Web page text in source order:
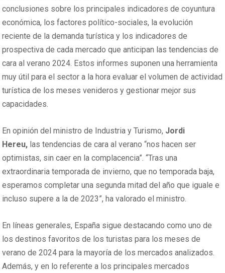
conclusiones sobre los principales indicadores de coyuntura
económica, los factores político-sociales, la evolución
reciente de la demanda turística y los indicadores de
prospectiva de cada mercado que anticipan las tendencias de
cara al verano 2024. Estos informes suponen una herramienta
muy útil para el sector a la hora evaluar el volumen de actividad
turística de los meses venideros y gestionar mejor sus
capacidades.
En opinión del ministro de Industria y Turismo, Jordi
Hereu, las tendencias de cara al verano “nos hacen ser
optimistas, sin caer en la complacencia”. “Tras una
extraordinaria temporada de invierno, que no temporada baja,
esperamos completar una segunda mitad del año que iguale e
incluso supere a la de 2023”, ha valorado el ministro.
En líneas generales, España sigue destacando como uno de
los destinos favoritos de los turistas para los meses de
verano de 2024 para la mayoría de los mercados analizados.
Además, y en lo referente a los principales mercados